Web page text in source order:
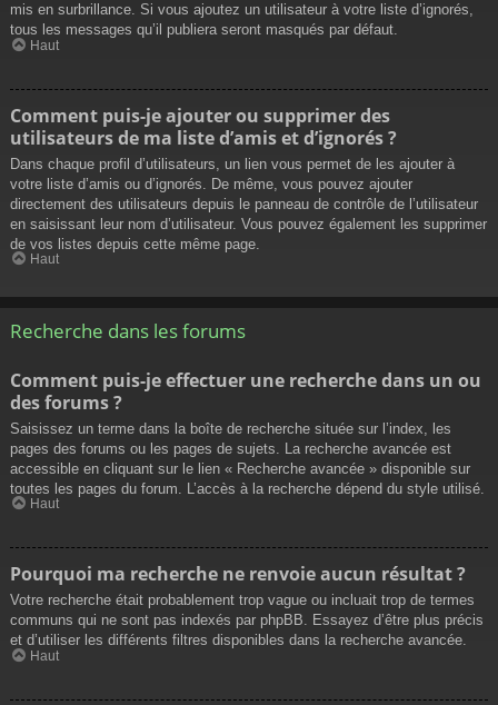
mis en surbrillance. Si vous ajoutez un utilisateur à votre liste d’ignorés,
tous les messages qu’il publiera seront masqués par défaut.
Haut
Comment puis-je ajouter ou supprimer des
utilisateurs de ma liste d’amis et d’ignorés ?
Dans chaque profil d’utilisateurs, un lien vous permet de les ajouter à
votre liste d’amis ou d’ignorés. De même, vous pouvez ajouter
directement des utilisateurs depuis le panneau de contrôle de l’utilisateur
en saisissant leur nom d’utilisateur. Vous pouvez également les supprimer
de vos listes depuis cette même page.
Haut
Recherche dans les forums
Comment puis-je effectuer une recherche dans un ou
des forums ?
Saisissez un terme dans la boîte de recherche située sur l’index, les
pages des forums ou les pages de sujets. La recherche avancée est
accessible en cliquant sur le lien « Recherche avancée » disponible sur
toutes les pages du forum. L’accès à la recherche dépend du style utilisé.
Haut
Pourquoi ma recherche ne renvoie aucun résultat ?
Votre recherche était probablement trop vague ou incluait trop de termes
communs qui ne sont pas indexés par phpBB. Essayez d’être plus précis
et d’utiliser les différents filtres disponibles dans la recherche avancée.
Haut